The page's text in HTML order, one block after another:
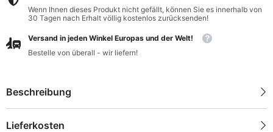
Wenn Ihnen dieses Produkt nicht gefällt, können Sie es innerhalb von
30 Tagen nach Erhalt völlig kostenlos zurücksenden!
Versand in jeden Winkel Europas und der Welt!
Bestelle von überall - wir liefern!
Beschreibung
Lieferkosten